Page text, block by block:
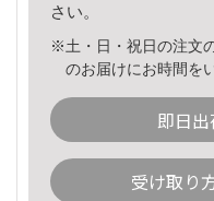
さい。
※土・日・祝日の注文
のお届けにお時間を
即日
受け取り